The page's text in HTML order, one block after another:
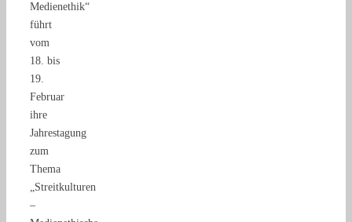
Medienethik“
führt
vom
18. bis
19.
Februar
ihre
Jahrestagung
zum
Thema
„Streitkulturen
–